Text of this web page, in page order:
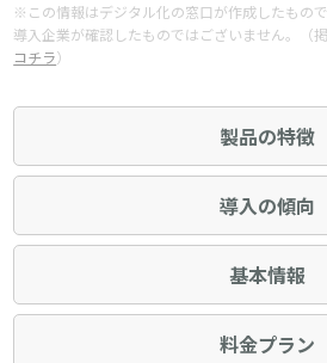
※この情報はデジタル化の窓口が作成したもの
導入企業が確認したものではございません。（
コチラ）
製品の特徴
導入の傾向
基本情報
料金プラン